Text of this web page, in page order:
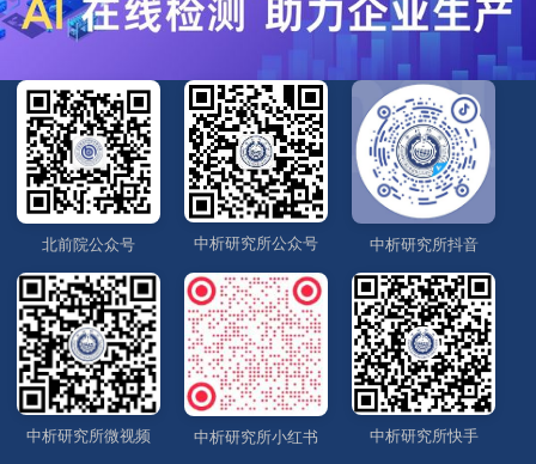
北前院公众号 中析研究所公众号 中析研究所抖音
中析研究所微视频 中析研究所小红书 中析研究所快手